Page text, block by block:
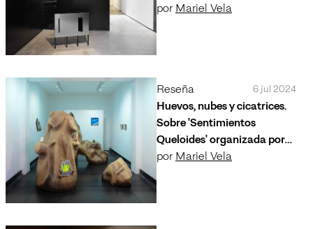
Torres-Alzaga en La Nao
por Mariel Vela
Reseña 6 jul 2024
Huevos, nubes y cicatrices.
Sobre 'Sentimientos
Queloides' organizada por
Yope Projects en Galería
por Mariel Vela